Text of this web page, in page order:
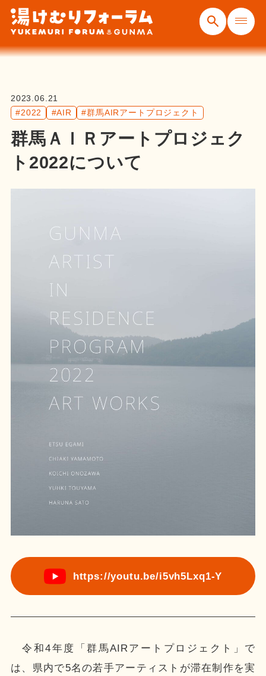
2023.06.21
#2022
#AIR #群馬AIRアートプロジェクト
群馬ＡＩＲアートプロジェク
ト2022について
https://youtu.be/i5vh5Lxq1-Y
令和4年度「群馬AIRアートプロジェクト」で
は、​県内で5名の若手アーティストが滞在制作を実